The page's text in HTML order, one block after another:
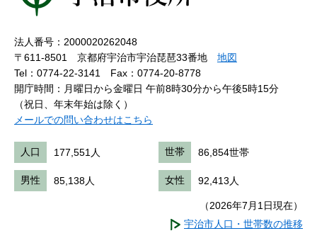
法人番号：2000020262048
〒611-8501 京都府宇治市宇治琵琶33番地 地図
Tel：0774-22-3141
Fax：0774-20-8778
開庁時間：月曜日から金曜日 午前8時30分から午後5時15分
（祝日、年末年始は除く）
メールでの問い合わせはこちら
人口 177,551人 世帯 86,854世帯
男性 85,138人 女性 92,413人
（2026年7月1日現在）
宇治市人口・世帯数の推移